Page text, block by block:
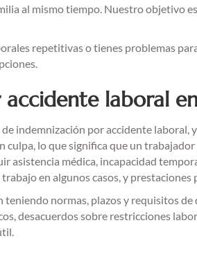
al mismo tiempo. Nuestro objetivo
repetitivas o tienes problemas
laboral
indemnización por accidente
culpa, lo que significa que un
asistencia médica, incapacidad
en algunos casos, y
normas, plazos y requisitos
desacuerdos sobre restricciones